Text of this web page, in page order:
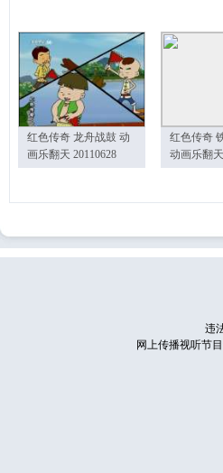
红色传奇 龙舟战鼓 动
画乐翻天 20110628
红色传奇
动画乐翻
违
网上传播视听节